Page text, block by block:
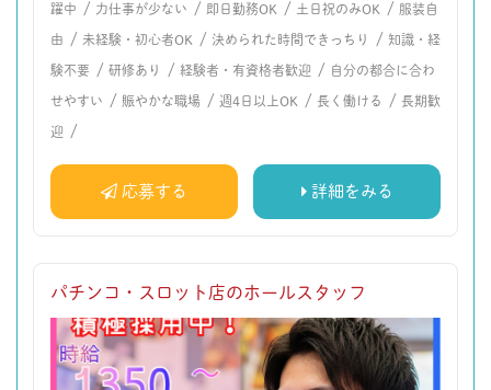
躍中 / 力仕事が少ない / 即日勤務OK / 土日祝のみOK / 服装自
由 / 未経験・初心者OK / 決められた時間できっちり / 知識・経
験不要 / 研修あり / 経験者・有資格者歓迎 / 自分の都合に合わ
せやすい / 賑やかな職場 / 週4日以上OK / 長く働ける / 長期歓
迎 /
応募する 詳細をみる
パチンコ・スロット店のホールスタッフ